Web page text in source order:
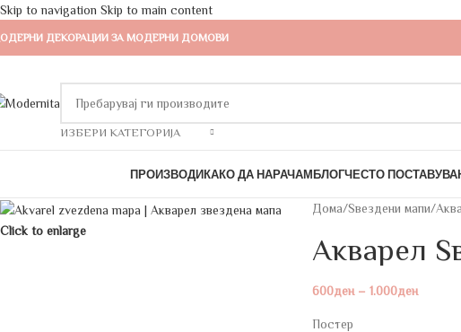
Skip to navigation Skip to main content
ДЕКОРАЦИИ ЗА МОДЕРНИ ДОМОВИ
ИЗБЕРИ КАТЕГОРИЈА
ПРОИЗВОДИКАКО ДА НАРАЧАМБЛОГЧЕСТО
Click to enlarge
Дома/Ѕвездени мапи/
Акварел
600ден– 1.000ден
Постер